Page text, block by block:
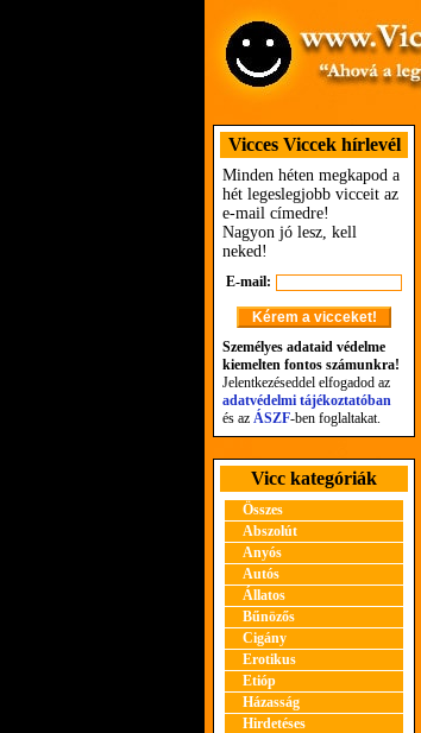
Vicces Viccek hírlevél
Minden héten megkapod a
hét legeslegjobb vicceit az
e-mail címedre!
Nagyon jó lesz, kell
neked!
E-mail:
Személyes adataid védelme
kiemelten fontos számunkra!
Jelentkezéseddel elfogadod az
adatvédelmi tájékoztatóban
és az ÁSZF-ben foglaltakat.
Vicc kategóriák
Összes
Abszolút
Anyós
Autós
Állatos
Bűnözős
Cigány
Erotikus
Etióp
Házasság
Hirdetéses